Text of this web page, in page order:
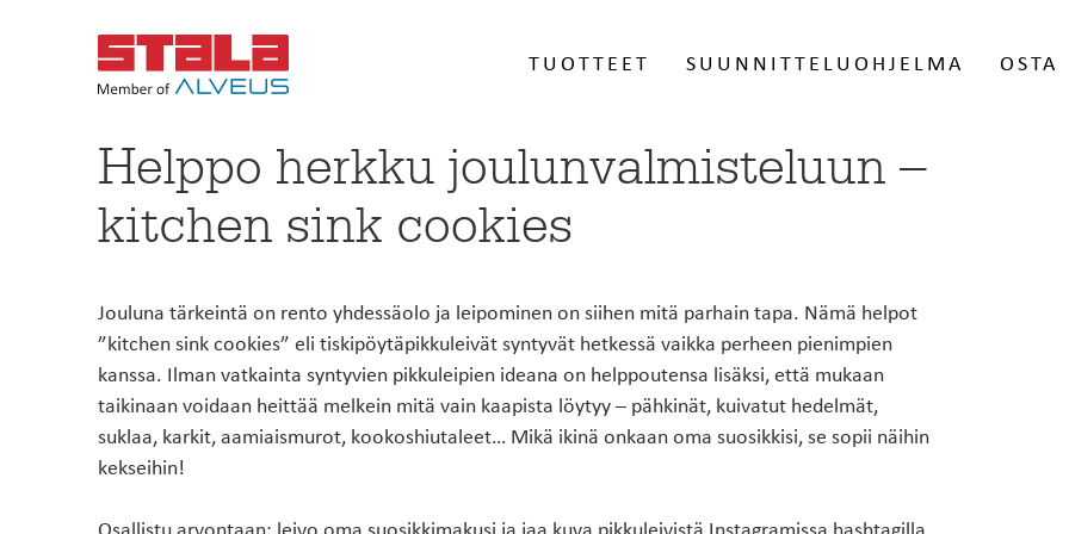
TUOTTEET
Keittiötasot
Tiskipöydät
Värilliset teräsaltaat
StalaTex-kalusteovet
Teräksiset kalusteovet
Jätevaunut
Jäteastiat
Keittiöhanat
Leikkuulaudat
Muut varusteet
Tuotteissa
SUUNNITTELUOHJELMA
Terästasot, välitilalevyt ja
sisustuslevyt
• Tason pituus 0,3-3 metriä
• Tason paksuudet 20/30/40 mm
ALOITA SUUNNITTELU
Tailor-made - räätälöidyt
terästasot ja tiskipöydät
• Yli 3-metriset tasot
• Tason paksuudet 12-120 mm
ALOITA SUUNNITTELU TAILOR-
OSTA
Etsi jälleenmyyjä
Jälleenmyyjähaulla löydät alueesi
lähimmät Stala-jälleenmyyjät, jotka
HAE
StalaShop
VERKKOKAUPPAAN
Helppo herkku joulunvalmisteluun –
kitchen sink cookies
Jouluna tärkeintä on rento yhdessäolo ja leipominen on siihen mitä parhain tapa. Nämä helpot
”kitchen sink cookies” eli tiskipöytäpikkuleivät syntyvät hetkessä vaikka perheen pienimpien
kanssa. Ilman vatkainta syntyvien pikkuleipien ideana on helppoutensa lisäksi, että mukaan
taikinaan voidaan heittää melkein mitä vain kaapista löytyy – pähkinät, kuivatut hedelmät,
suklaa, karkit, aamiaismurot, kookoshiutaleet… Mikä ikinä onkaan oma suosikkisi, se sopii näihin
kekseihin!
Osallistu arvontaan; leivo oma suosikkimakusi ja jaa kuva pikkuleivistä Instagramissa hashtagilla